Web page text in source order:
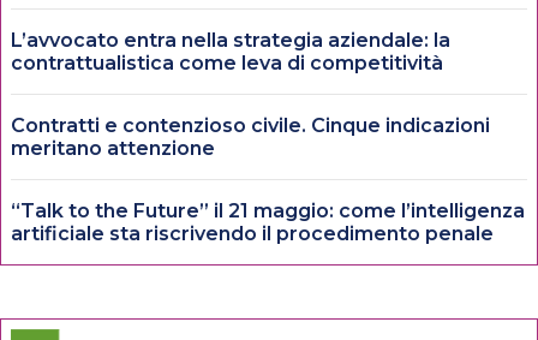
L’avvocato entra nella strategia aziendale: la
contrattualistica come leva di competitività
Contratti e contenzioso civile. Cinque indicazioni
meritano attenzione
“Talk to the Future” il 21 maggio: come l’intelligenza
artificiale sta riscrivendo il procedimento penale